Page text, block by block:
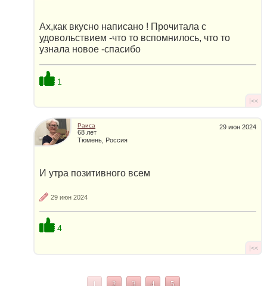
Ах,как вкусно написано ! Прочитала с
удовольствием -что то вспомнилось, что то
узнала новое -спасибо
1
|<<
29 июн 2024
Раиса
68 лет
Тюмень, Россия
И утра позитивного всем
29 июн 2024
4
|<<